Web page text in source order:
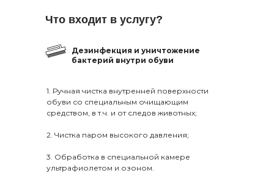
Что входит в услугу?
Дезинфекция и уничтожение
бактерий внутри обуви
1. Ручная чистка внутренней поверхности
обуви со специальным очищающим
средством, в т.ч. и от следов животных;
2. Чистка паром высокого давления;
3. Обработка в специальной камере
ультрафиолетом и озоном.